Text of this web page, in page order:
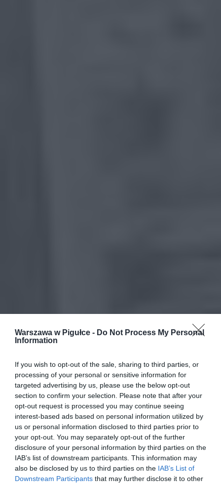
Warszawa w Pigułce - Do Not Process My Personal
Information
If you wish to opt-out of the sale, sharing to third parties, or
processing of your personal or sensitive information for
targeted advertising by us, please use the below opt-out
section to confirm your selection. Please note that after your
opt-out request is processed you may continue seeing
interest-based ads based on personal information utilized by
us or personal information disclosed to third parties prior to
your opt-out. You may separately opt-out of the further
disclosure of your personal information by third parties on the
IAB’s list of downstream participants. This information may
also be disclosed by us to third parties on the IAB’s List of
Downstream Participants that may further disclose it to other